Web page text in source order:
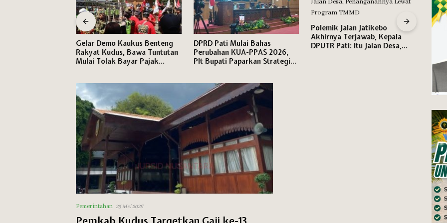
Gelar Demo Kaukus Benteng
Rakyat Kudus, Bawa Tuntutan
Mulai Tolak Bayar Pajak
DPRD Pati Mulai Bahas
Perubahan KUA-PPAS 2026,
Plt Bupati Paparkan Strategi
Polemik Jalan Jatikebo
Akhirnya Terjawab, Kepala
DPUTR Pati: Itu Jalan Desa,
Pemerintahan 25 Mei 2026